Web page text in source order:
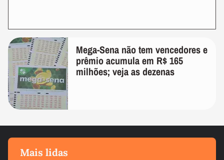
Mega-Sena não tem vencedores e
prêmio acumula em R$ 165
milhões; veja as dezenas
Mais lidas